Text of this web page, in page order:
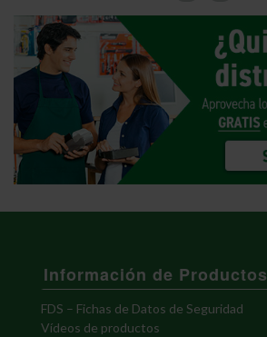
Información de Productos
FDS – Fichas de Datos de Seguridad
Vídeos de productos